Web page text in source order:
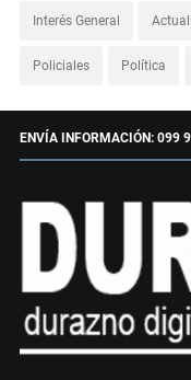
Interés General
Policiales Política
ENVÍA INFORMACIÓN: 099